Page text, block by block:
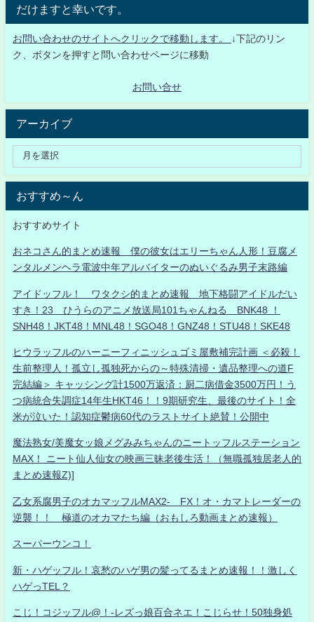
だけますと幸いです。
お問い合わせのサイトへクリックで移動します。
↓下記のリン
ク、ボタンを押すと問い合わせページに移動
お問い合せ
アーカイブ
おすすめ～ん
おすすめサイト
おネコさん的まとめ速報 僕の彼女はエリーちゃん人形！豆腐メ
ンタルメンヘラ電波中年アルバイターのぬいぐるみ男子末路編
アイドッフル！ ワタクシ的まとめ速報 地下格闘アイドルだい
すき！23 ひうらのアニメ放送局101ちゃんねる BNK48 ！
SNH48！JKT48！MNL48！SGO48！GNZ48！STU48！SKE48
ヒウラッフルのハーニーフィニッシュゴミ屋敷補完計画 ＜必殺！
生前整理人！孤立し孤独死からの～特殊清掃・遺品整理への道F
完結編＞ キャッシング計1500万返済：厨二病借金3500万円！う
つ病統合失調症14年生HKT46！！9期研究生、最後のサイト！全
米が泣いた！認知症鬱病60代のラストサイト絶賛！公開中
魔法熟女/美魔女ッ娘メグみみちゃんのニートッフルステーション
MAX！ ニート仙人仙女の映画三昧老後生活！（無職孤独居老人的
まとめ速報Z)]
乙女系腐男子のオカマッフルMAX2- FX！オ・カマトレーダーの
逆襲！！ 極道のオカマたち編（おもしろ動画まとめ速報）
スーパーウンコ！
新・ハゲッフル！哀愁のハゲ男の髪ってるまとめ速報！！激しく
ハゲっTEL？
こじ！コジッフル@！-レズっ娘百合ネエ！こじらせ！50独身処